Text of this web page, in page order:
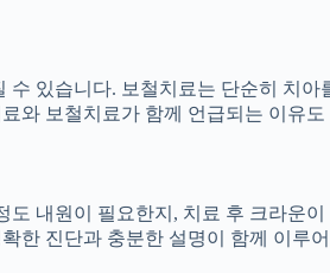
있습니다. 보철치료는 단순히 치
와 보철치료가 함께 언급되는 이유
내원이 필요한지, 치료 후 크라운
한 진단과 충분한 설명이 함께 이루